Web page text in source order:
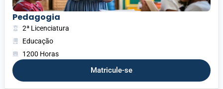
Pedagogia
2ª Licenciatura
Educação
1200 Horas
Matricule-se